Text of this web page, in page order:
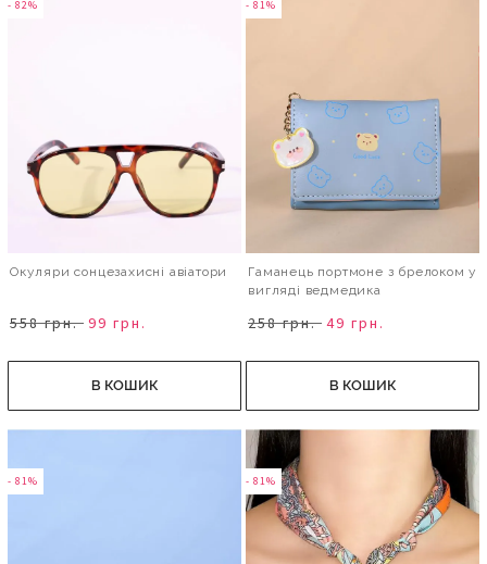
- 82%
Окуляри сонцезахисні авіатори
558 грн. 99 грн.
В КОШИК
- 81%
Гаманець портмоне з брелоком у
вигляді ведмедика
258 грн. 49 грн.
В КОШИК
- 81% - 81%